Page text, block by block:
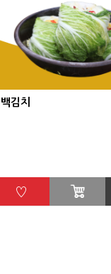
백김치
♡